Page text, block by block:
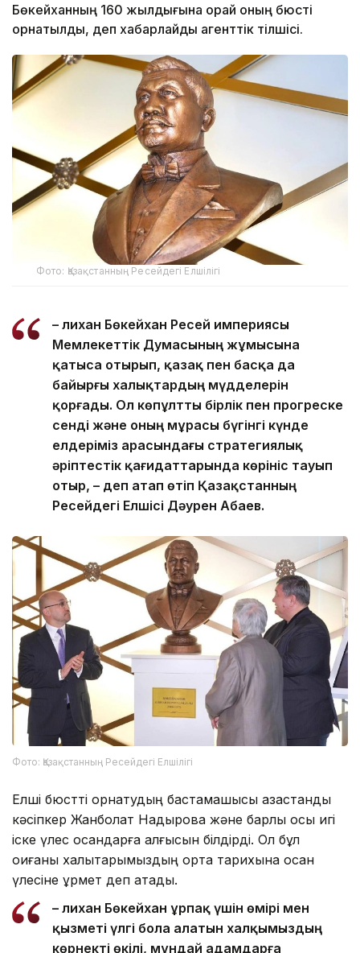
Бөкейханның 160 жылдығына орай оның бюсті
орнатылды, деп хабарлайды агенттік тілшісі.
Фото: Қазақстанның Ресейдегі Елшілігі
– Әлихан Бөкейхан Ресей империясы
Мемлекеттік Думасының жұмысына
қатыса отырып, қазақ пен басқа да
байырғы халықтардың мүдделерін
қорғады. Ол көпұлтты бірлік пен прогреске
сенді және оның мұрасы бүгінгі күнде
елдеріміз арасындағы стратегиялық
әріптестік қағидаттарында көрініс тауып
отыр, – деп атап өтіп Қазақстанның
Ресейдегі Елшісі Дәурен Абаев.
Фото: Қазақстанның Ресейдегі Елшілігі
Елші бюстті орнатудың бастамашысы қазақстандық
кәсіпкер Жанболат Надыровқа және барлық осы игі
іске үлес қосқандарға алғысын білдірді. Ол бұл
оқиғаны халықтарымыздың ортақ тарихына қосқан
үлесіне құрмет деп атады.
– Әлихан Бөкейхан ұрпақ үшін өмірі мен
қызметі үлгі бола алатын халқымыздың
көрнекті өкілі, мұндай адамдарға